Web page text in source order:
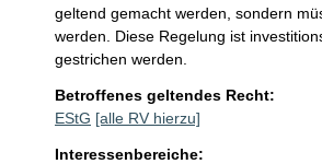
geltend gemacht werden, sondern
werden. Diese Regelung ist
gestrichen werden.
Betroffenes geltendes Recht:
EStG [alle RV hierzu]
Interessenbereiche: